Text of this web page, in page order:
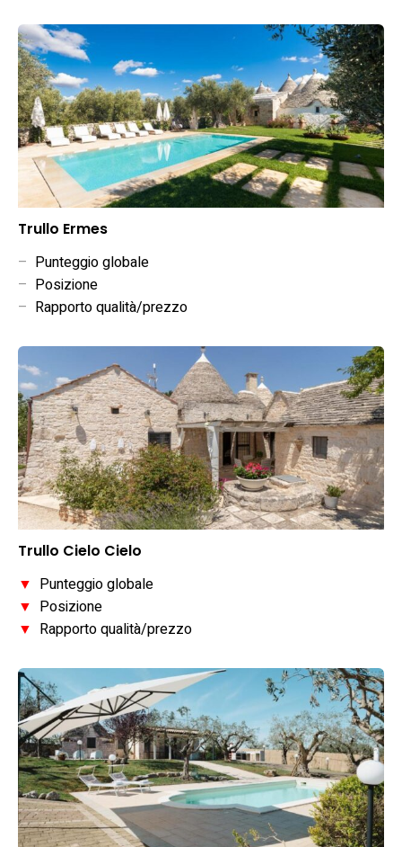
Trullo Ermes
– Punteggio globale
– Posizione
– Rapporto qualità/prezzo
Trullo Cielo Cielo
▼ Punteggio globale
▼ Posizione
▼ Rapporto qualità/prezzo